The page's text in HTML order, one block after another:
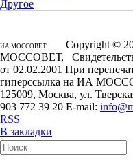
Другое
ИА МОССОВЕТ
Copyright ©
МОССОВЕТ,
от 02.02.2001 При
гиперссылка на ИА
125009, Москва, ул.
903 772 39 20 E-mail:
RSS
В закладки